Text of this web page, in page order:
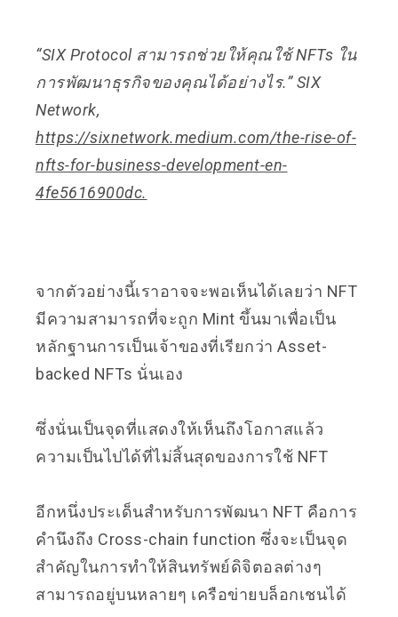
“SIX Protocol สามารถช่วยให้คุณใช้ NFTs ใน
การพัฒนาธุรกิจของคุณได้อย่างไร.” SIX
Network,
https://sixnetwork.medium.com/the-rise-of-
nfts-for-business-development-en-
4fe5616900dc.
จากตัวอย่างนี้เราอาจจะพอเห็นได้เลยว่า NFT
มีความสามารถที่จะถูก Mint ขึ้นมาเพื่อเป็น
หลักฐานการเป็นเจ้าของที่เรียกว่า Asset-
backed NFTs นั่นเอง
ซึ่งนั่นเป็นจุดที่แสดงให้เห็นถึงโอกาสแล้ว
ความเป็นไปได้ที่ไม่สิ้นสุดของการใช้ NFT
อีกหนึ่งประเด็นสำหรับการพัฒนา NFT คือการ
คำนึงถึง Cross-chain function ซึ่งจะเป็นจุด
สำคัญในการทำให้สินทรัพย์ดิจิตอลต่างๆ
สามารถอยู่บนหลายๆ เครือข่ายบล็อกเชนได้